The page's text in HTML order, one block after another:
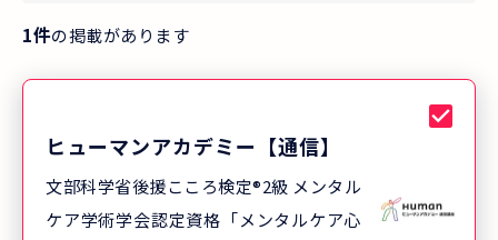
1件の掲載があります
ヒューマンアカデミー【通信】
文部科学省後援こころ検定®2級 メンタル
ケア学術学会認定資格「メンタルケア心